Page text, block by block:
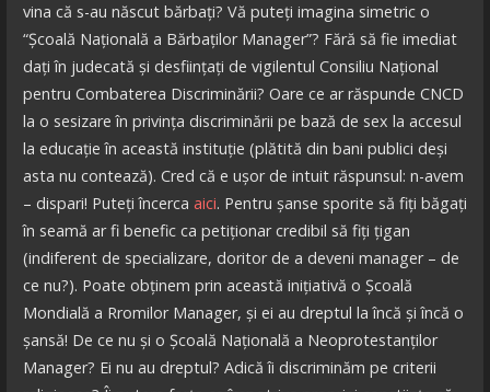
vina că s-au născut bărbați? Vă puteți imagina simetric o
“Școală Națională a Bărbaților Manager”? Fără să fie imediat
dați în judecată și desființați de vigilentul Consiliu Național
pentru Combaterea Discriminării? Oare ce ar răspunde CNCD
la o sesizare în privința discriminării pe bază de sex la accesul
la educație în această instituție (plătită din bani publici deși
asta nu contează). Cred că e ușor de intuit răspunsul: n-avem
– dispari! Puteți încerca aici. Pentru șanse sporite să fiți băgați
în seamă ar fi benefic ca petiționar credibil să fiți țigan
(indiferent de specializare, doritor de a deveni manager – de
ce nu?). Poate obținem prin această inițiativă o Școală
Mondială a Rromilor Manager, și ei au dreptul la încă și încă o
șansă! De ce nu și o Școală Națională a Neoprotestanților
Manager? Ei nu au dreptul? Adică îi discriminăm pe criterii